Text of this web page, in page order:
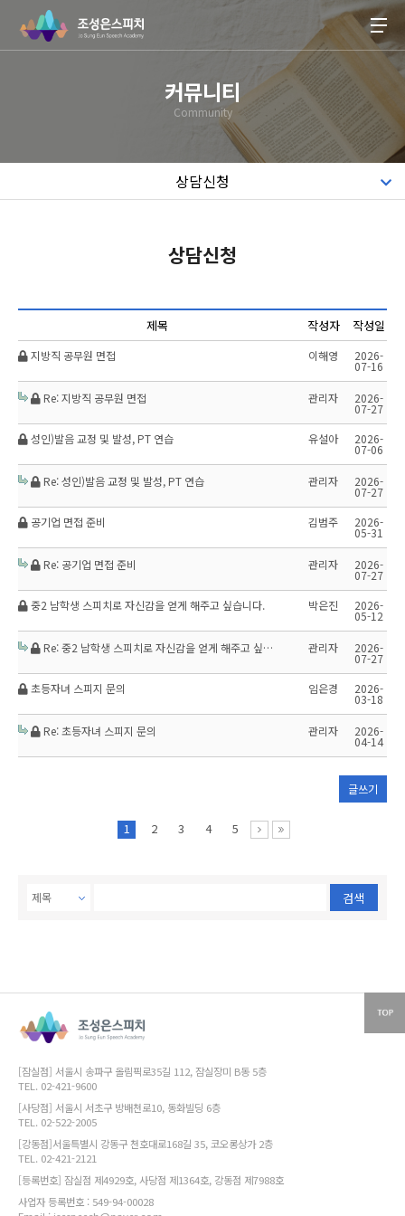
커뮤니티
Community
상담신청
상담신청
제목 작성자 작성일
지방직 공무원 면접 이해영 2026-
07-16
Re: 지방직 공무원 면접 관리자 2026-
07-27
성인)발음 교정 및 발성, PT 연습
유설아 2026-
07-06
Re: 성인)발음 교정 및 발성, PT 연습 관리자 2026-
07-27
공기업 면접 준비
김범주 2026-
05-31
Re: 공기업 면접 준비 관리자 2026-
07-27
중2 남학생 스피치로 자신감을 얻게 해주고 싶습니다.
박은진 2026-
05-12
Re: 중2 남학생 스피치로 자신감을 얻게 해주고 싶습니다. 관리자 2026-
07-27
초등자녀 스피지 문의
임은경 2026-
03-18
Re: 초등자녀 스피지 문의 관리자 2026-
04-14
글쓰기
1 2 3 4 5
검색
[잠실점] 서울시 송파구 올림픽로35길 112, 잠실장미 B동 5층
TEL. 02-421-9600
[사당점] 서울시 서초구 방배천로10, 동화빌딩 6층
TEL. 02-522-2005
[강동점]서울특별시 강동구 천호대로168길 35, 코오롱상가 2층
TEL. 02-421-2121
[등록번호] 잠실점 제4929호, 사당점 제1364호, 강동점 제7988호
사업자 등록번호 : 549-94-00028